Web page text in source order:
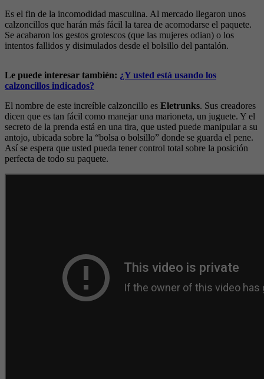
Es el fin de la incomodidad masculina. Al mercado llegaron unos
calzoncillos que harán más fácil la tarea de acomodarse el paquete.
Se acabaron los gestos grotescos (que las mujeres odian) o los
intentos fallidos y disimulados desde el bolsillo del pantalón.
Le puede interesar también: ¿Y usted está usando los
calzoncillos indicados?
El nombre de este increíble calzoncillo es Eletrunks. Sus creadores
dicen que es tan fácil como manejar una marioneta, un juguete. Y el
secreto de la prenda está en una tira, que usted puede manipular a su
antojo, ubicada sobre la “bolsa o bolsillo” donde se guarda el pene.
Así se espera que usted pueda tener control total sobre la posición
perfecta de todo su paquete.